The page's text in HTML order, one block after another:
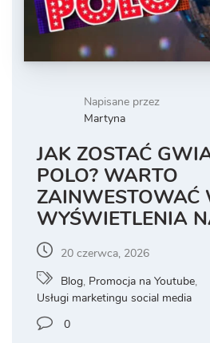
Napisane przez
Martyna
JAK ZOSTAĆ
POLO? WARTO
ZAINWESTOWAĆ
WYŚWIETLENIA
20 czerwca, 2026
Blog, Promocja na Youtube,
Usługi marketingu social media
0